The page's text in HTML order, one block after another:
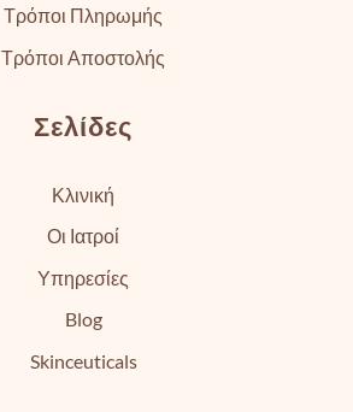
Τρόποι Πληρωμής
Τρόποι Αποστολής
Σελίδες
Κλινική
Οι Ιατροί
Υπηρεσίες
Blog
Skinceuticals